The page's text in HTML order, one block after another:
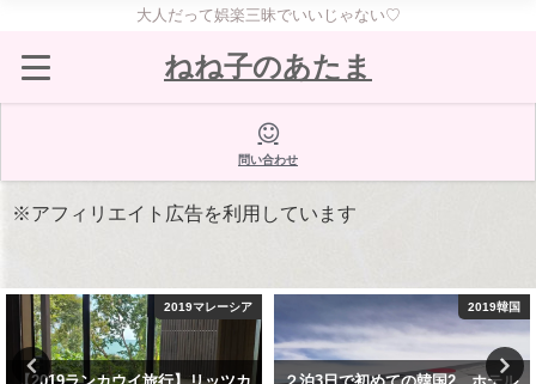
大人だって娯楽三昧でいいじゃない♡
ねね子のあたま
問い合わせ
※アフィリエイト広告を利用しています
2019韓国 GOURMET